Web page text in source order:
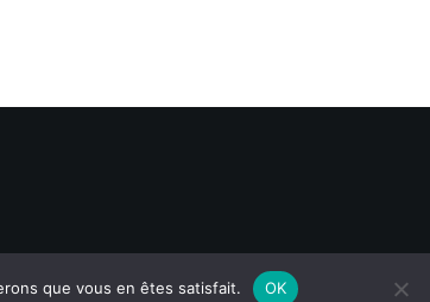
que vous en êtes satisfait. OK